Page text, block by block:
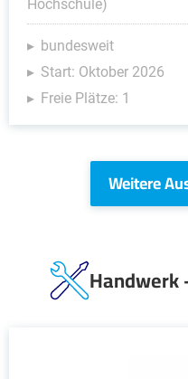
Hochschule)
bundesweit
Start: Oktober 2026
Freie Plätze: 1
Weitere
Handwerk